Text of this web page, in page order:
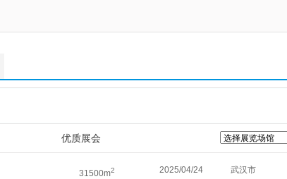
优质展会
31500m2 2025/04/24 武汉市